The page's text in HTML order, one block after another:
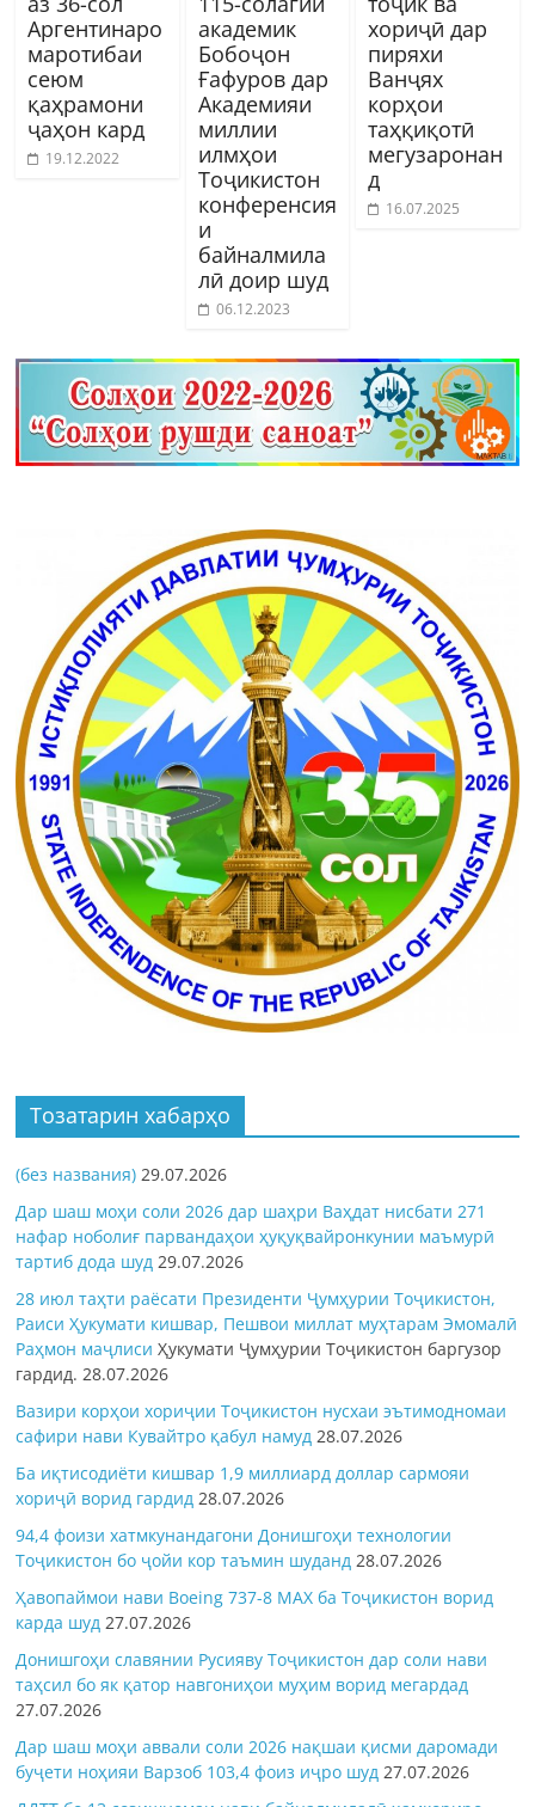
Аргентинаро
маротибаи
сеюм
қаҳрамони
ҷаҳон кард
19.12.2022
академик
Бобоҷон
Ғафуров дар
Академияи
миллии
илмҳои
Тоҷикистон
конференсия
и
байналмила
лӣ доир шуд
06.12.2023
хориҷӣ дар
пиряхи
Ванҷях
корҳои
таҳқиқотӣ
мегузаронан
д
16.07.2025
Тозатарин хабарҳо
(без названия) 29.07.2026
Дар шаш моҳи соли 2026 дар шаҳри Ваҳдат нисбати 271
нафар ноболиғ парвандаҳои ҳуқуқвайронкунии маъмурӣ
тартиб дода шуд 29.07.2026
28 июл таҳти раёсати Президенти Ҷумҳурии Тоҷикистон,
Раиси Ҳукумати кишвар, Пешвои миллат муҳтарам Эмомалӣ
Раҳмон маҷлисиҲукумати Ҷумҳурии Тоҷикистон баргузор
гардид.28.07.2026
Вазири корҳои хориҷии Тоҷикистон нусхаи эътимодномаи
сафири нави Кувайтро қабул намуд 28.07.2026
Ба иқтисодиёти кишвар 1,9 миллиард доллар сармояи
хориҷӣ ворид гардид 28.07.2026
94,4 фоизи хатмкунандагони Донишгоҳи технологии
Тоҷикистон бо ҷойи кор таъмин шуданд 28.07.2026
Ҳавопаймои нави Boeing 737-8 MAX ба Тоҷикистон ворид
карда шуд 27.07.2026
Донишгоҳи славянии Русияву Тоҷикистон дар соли нави
таҳсил бо як қатор навгониҳои муҳим ворид мегардад
27.07.2026
Дар шаш моҳи аввали соли 2026 нақшаи қисми даромади
буҷети ноҳияи Варзоб 103,4 фоиз иҷро шуд 27.07.2026